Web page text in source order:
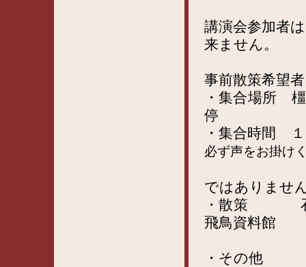
講演会参加者
来ません。
事前散策希望者
・集合場所
停
・集合時間
必ず声をお掛け
ではありませ
・散策 石
飛鳥資料館
・その他